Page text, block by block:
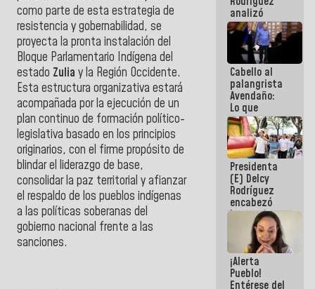
como parte de esta estrategia de
resistencia y gobernabilidad, se
proyecta la pronta instalación del
Bloque Parlamentario Indígena del
estado Zulia y la Región Occidente.
Esta estructura organizativa estará
acompañada por la ejecución de un
plan continuo de formación político-
legislativa basado en los principios
originarios, con el firme propósito de
blindar el liderazgo de base,
consolidar la paz territorial y afianzar
el respaldo de los pueblos indígenas
a las políticas soberanas del
gobierno nacional frente a las
sanciones.
analizó
junto a
gobernadores
planes de
recuperación
del Sistema
Eléctrico
Nacional
Cabello al
palangrista
Avendaño:
Lo que
vayas a
escribir
hazlo hoy
por que no
sabemos si
la semana
que viene
hay
programa
Presidenta
(E) Delcy
Rodríguez
encabezó
lanzamiento
del Plan
Nacional de
Recreación
Vacacional
¡Alerta
Pueblo!
Entérese del